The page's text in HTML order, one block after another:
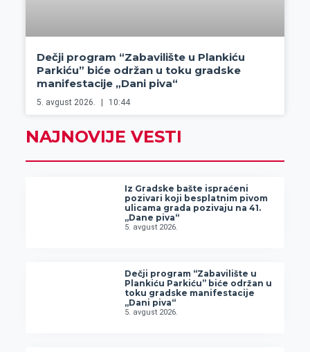
Dečji program “Zabavilište u Plankiću
Parkiću” biće održan u toku gradske
manifestacije „Dani piva“
5. avgust 2026. 10:44
NAJNOVIJE VESTI
Iz Gradske bašte ispraćeni
pozivari koji besplatnim pivom
ulicama grada pozivaju na 41.
„Dane piva“
5. avgust 2026.
Dečji program “Zabavilište u
Plankiću Parkiću” biće održan u
toku gradske manifestacije
„Dani piva“
5. avgust 2026.